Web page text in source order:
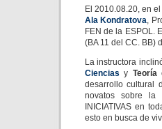
El 2010.08.20, en
Ala Kondratova,
FEN de la ESPOL.
(BA 11 del CC. BB)
La instructora
Ciencias y Teoría
desarrollo cultural
novatos sobre la
INICIATIVAS en
esto en busca de